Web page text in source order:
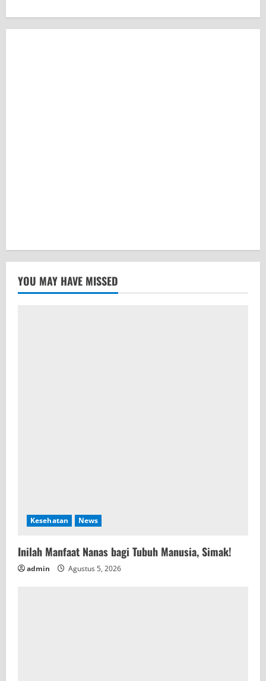
YOU MAY HAVE MISSED
Kesehatan News
Inilah Manfaat Nanas bagi Tubuh Manusia, Simak!
admin Agustus 5, 2026